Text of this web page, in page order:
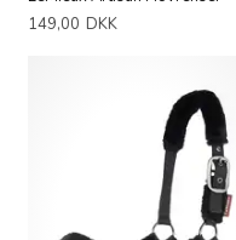
149,00 DKK